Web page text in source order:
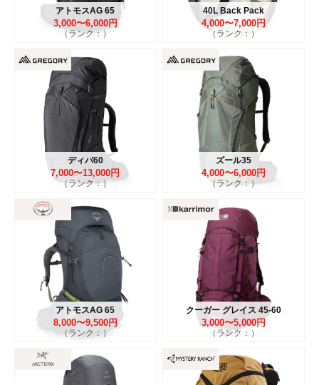
アトモスAG 65
3,000〜6,000円
（ランク：）
40L Back Pack
4,000〜7,000円
（ランク：）
ディバ60
7,000〜13,000円
（ランク：）
ズール35
4,000〜6,000円
（ランク：）
アトモスAG 65
8,000〜9,500円
（ランク：）
クーガー グレイス 45-60
3,000〜5,000円
（ランク：）